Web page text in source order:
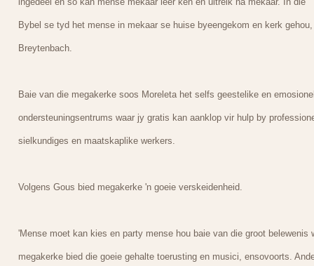
Bybel se tyd het mense in mekaar se huise byeengekom en kerk
Breytenbach.
Baie van die megakerke soos Moreleta het selfs geestelike en
ondersteuningsentrums waar jy gratis kan aanklop vir hulp by
sielkundiges en maatskaplike werkers.
Volgens Gous bied megakerke 'n goeie verskeidenheid.
'Mense moet kan kies en party mense hou baie van die groot belewenis
megakerke bied die goeie gehalte toerusting en musici, ensovoorts.